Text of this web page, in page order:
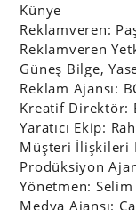
Künye
Reklamveren:
Reklamveren
Güneş Bilge,
Reklam Ajansı:
Kreatif Direktör:
Yaratıcı Ekip:
Müşteri İlişkileri
Prodüksiyon
Yönetmen:
Medya Ajansı: